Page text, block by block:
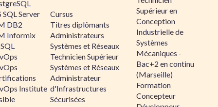
SQL Server
DB2
Informix
Institute
Cursus
Titres diplômants
Administrateurs
Systèmes et Réseaux
Technicien Supérieur
Systèmes et Réseaux
Administrateur
d'Infrastructures
Sécurisées
Supérieur en
Conception
Industrielle de
Systèmes
Mécaniques -
Bac+2 en continu
(Marseille)
Formation
Concepteur